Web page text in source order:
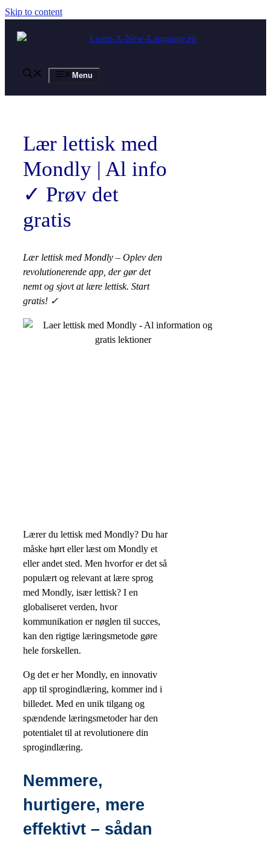
Skip to content
Menu
Lær lettisk med
Mondly | Al info
✓ Prøv det
gratis
Lær lettisk med Mondly – Oplev den
revolutionerende app, der gør det
nemt og sjovt at lære lettisk. Start
gratis! ✓
Lærer du lettisk med Mondly? Du har
måske hørt eller læst om Mondly et
eller andet sted. Men hvorfor er det så
populært og relevant at lære sprog
med Mondly, især lettisk? I en
globaliseret verden, hvor
kommunikation er nøglen til succes,
kan den rigtige læringsmetode gøre
hele forskellen.
Og det er her Mondly, en innovativ
app til sprogindlæring, kommer ind i
billedet. Med en unik tilgang og
spændende læringsmetoder har den
potentialet til at revolutionere din
sprogindlæring.
Nemmere,
hurtigere, mere
effektivt – sådan